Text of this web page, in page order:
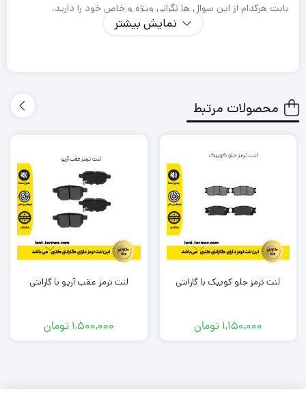
بابت هرکدام از این سوال ها نگرانی ویژه و خاص خود را دارید.
طول عمر کوتاهی نداشته باشد و مجبور باشم بعد از یک مدت
لنتی که میخرم باعث آسیب زدین به دیسک چرخ خودرو من
نشود؟
در شرایطی که معمولا به صورت متناوب و زیاد از تزمز استفاده می
کنم، لنت داغ نشود و کارایی آن پایین نیاید؟
آیا لنتی که میخرم گارانتی دارد؟
برند این لنت ترمز چیست؟ ایرانی است یا خارجی؟
نمایش بیشتر
محصولات مرتبط
لنت ترمز جلو کوییک با گارانتی
1,150,000 تومان
لنت ترمز عقب آریو با گارانتی
1,500,000 تومان